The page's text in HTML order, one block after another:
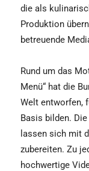
die als
Produktion
betreuende
Rund um das
Menü“ hat die
Welt entworfen,
Basis bilden.
lassen sich mit
zubereiten. Zu
hochwertige